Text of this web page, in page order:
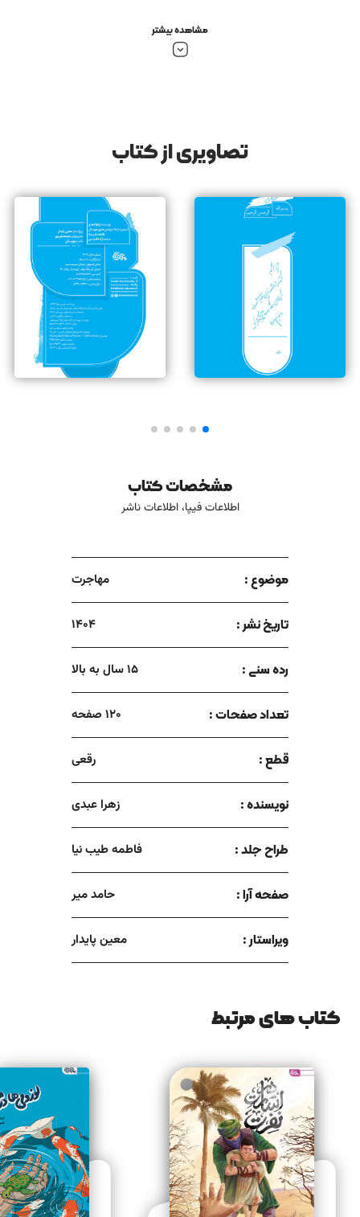
خانم بهاری گفت این‌جا دارد یک خانه می‌سازد و الآن بنّا‌ها توی
به‌نظرشان ما بوی بدی می‌دهیم. بچه‌‌های مدرسه نمی‌گذارند
کنارشان بنشینم. می‌گویند تو بوی افغانی می‌دهی؛ ما را «افغانی‌ای»
گاهی می‌رفتم جلوی ساختمان و تماشا می‌کردم. همۀ کارگر‌های
ساختمان از ا‌هالی محله بودند. بابای بچه‌‌ها هر کدامشان کاری بلد
بودند؛ گچ‌کاری، سیمان‌کاری، کاشی‌کاری و جوش‌کاری و... . زینب و
چندتا از پسر‌ها آن‌قدر اصرار کردند تا خانم اجازه داد گاهی بروند
داخل ساختمان و کمک کنند. بچه‌‌ها می‌چسبیدند به مصالح تا
جابه‌جایشان کنند. با قلم‌موی کج‌وکوله و نامرتب، نرده‌‌ها و
دَروپنجره‌‌ها را رنگ می‌زدند. برای کارگر‌ها چایی و صبحانه آماده
می‌کردند. مثل بازی بود؛ برای همین هیچ کس غر نمی‌زد. بچه‌‌ها
مشاهده بیشتر
تصاویری از کتاب
مشخصات کتاب
اطلاعات فیپا، اطلاعات ناشر
موضوع : مهاجرت
تاریخ نشر : 1404
رده سنی : 15 سال به بالا
تعداد صفحات : 120 صفحه
قطع : رقعی
نویسنده : زهرا عبدی
طراح جلد : فاطمه طیب نیا
صفحه آرا : حامد میر
ویراستار : معین پایدار
کتاب های مرتبط